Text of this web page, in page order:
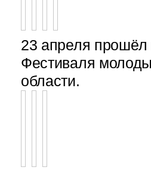
23 апреля
Фестиваля
области.